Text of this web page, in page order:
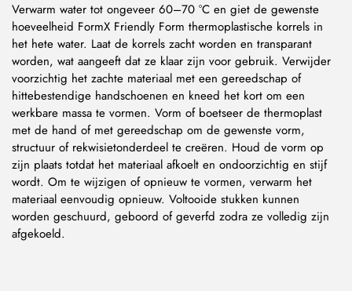
Verwarm water tot ongeveer 60–70 °C en giet de gewenste
hoeveelheid FormX Friendly Form thermoplastische korrels in
het hete water. Laat de korrels zacht worden en transparant
worden, wat aangeeft dat ze klaar zijn voor gebruik. Verwijder
voorzichtig het zachte materiaal met een gereedschap of
hittebestendige handschoenen en kneed het kort om een
werkbare massa te vormen. Vorm of boetseer de thermoplast
met de hand of met gereedschap om de gewenste vorm,
structuur of rekwisietonderdeel te creëren. Houd de vorm op
zijn plaats totdat het materiaal afkoelt en ondoorzichtig en stijf
wordt. Om te wijzigen of opnieuw te vormen, verwarm het
materiaal eenvoudig opnieuw. Voltooide stukken kunnen
worden geschuurd, geboord of geverfd zodra ze volledig zijn
afgekoeld.